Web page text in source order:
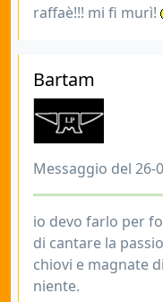
raffaè!!! mi fi murì!
Bartam
Messaggio del 26-
io devo farlo per
di cantare la
chiovi e magnate
niente.